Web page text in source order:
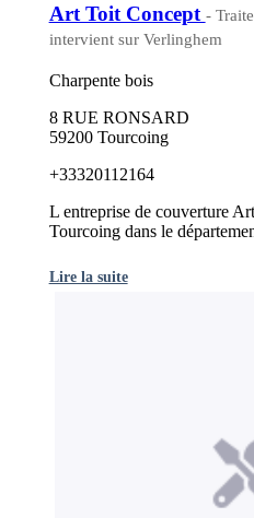
Art Toit Concept -
intervient sur Verlinghem
Charpente bois
8 RUE RONSARD
59200 Tourcoing
+33320112164
L entreprise de couverture
Tourcoing dans le
Lire la suite